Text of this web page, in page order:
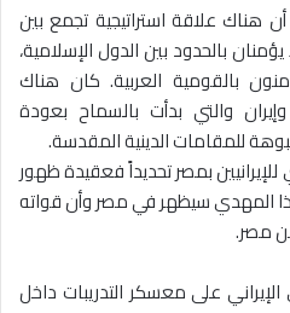
هناك علاقة استراتيجية تجمع بين
بالحدود بين الدول الإسلامية،
بالقومية العربية. كان هناك
والتي بدأت بالسماح بعودة
للمقامات الدينية المقدسة.
بمصر تحديداً فعقيدة ظهور
المهدي سيظهر في مصر وأن قواته
مصر.
على معسكر التدريبات داخل